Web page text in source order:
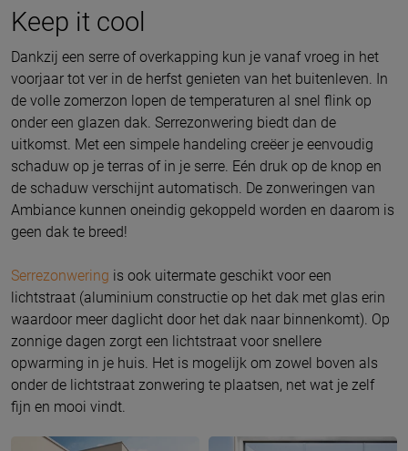
Keep it cool
Dankzij een serre of overkapping kun je vanaf vroeg in het
voorjaar tot ver in de herfst genieten van het buitenleven. In
de volle zomerzon lopen de temperaturen al snel flink op
onder een glazen dak. Serrezonwering biedt dan de
uitkomst. Met een simpele handeling creëer je eenvoudig
schaduw op je terras of in je serre. Eén druk op de knop en
de schaduw verschijnt automatisch. De zonweringen van
Ambiance kunnen oneindig gekoppeld worden en daarom is
geen dak te breed!
Serrezonwering is ook uitermate geschikt voor een
lichtstraat (aluminium constructie op het dak met glas erin
waardoor meer daglicht door het dak naar binnenkomt). Op
zonnige dagen zorgt een lichtstraat voor snellere
opwarming in je huis. Het is mogelijk om zowel boven als
onder de lichtstraat zonwering te plaatsen, net wat je zelf
fijn en mooi vindt.